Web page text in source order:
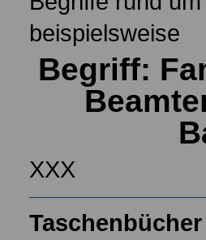
beispielsweise
Begriff:
XXX